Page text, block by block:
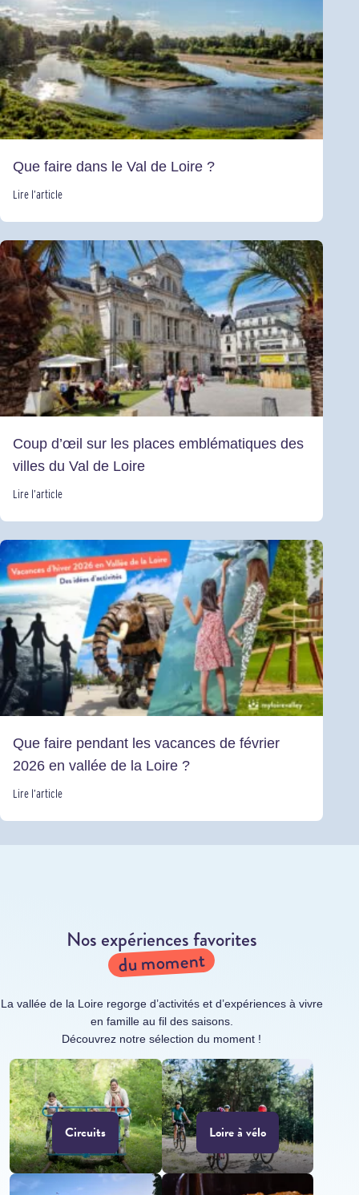
Que faire dans le Val de Loire ?
Lire l’article
Coup d’œil sur les places emblématiques des
villes du Val de Loire
Lire l’article
Que faire pendant les vacances de février
2026 en vallée de la Loire ?
Lire l’article
Nos expériences favorites
du moment
La vallée de la Loire regorge d’activités et d’expériences à vivre
en famille au fil des saisons.
Découvrez notre sélection du moment !
Circuits Loire à vélo